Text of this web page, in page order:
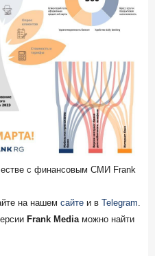
-0,76
год к году
«лошадей»!
ИССЛЕДОВАНИЕ
года
как новые
селлеры ищут
с финансовым СМИ Frank
на нашем сайте и в Telegram.
Frank Mediaможно найти